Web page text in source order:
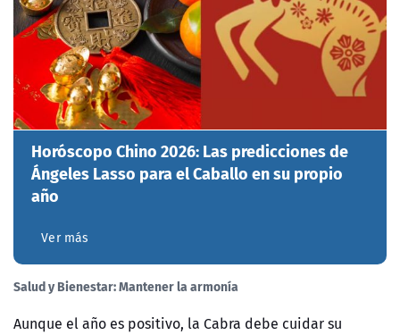
Horóscopo Chino 2026: Las predicciones de
Ángeles Lasso para el Caballo en su propio
año
Ver más
Salud y Bienestar: Mantener la armonía
Aunque el año es positivo, la Cabra debe cuidar su